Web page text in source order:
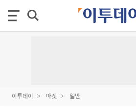
이투데이 마켓 일반